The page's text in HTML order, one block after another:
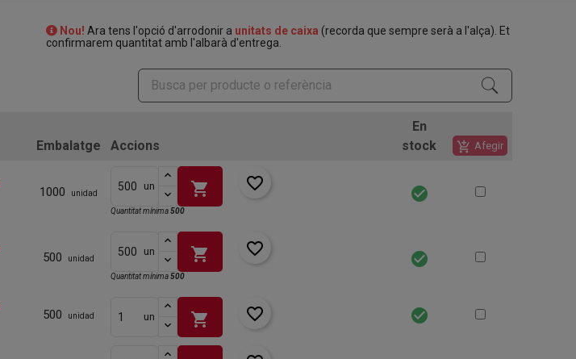
Nou! Ara tens l'opció d'arrodonir a unitats de caixa (recorda que sempre serà a l'alça). Et
confirmarem quantitat amb l'albarà d'entrega.
Embalatge Accions
En
stock
add_shopping_cart Afegir
1000 unidad
un shopping_cart favorite_border
Quantitat mínima500
check_circle
500 unidad
un shopping_cart favorite_border
Quantitat mínima500
check_circle
500 unidad un shopping_cart favorite_border check_circle